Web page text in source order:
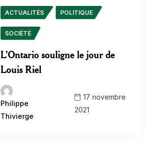
ACTUALITÉS POLITIQUE
SOCIÉTÉ
L’Ontario souligne le jour de
Louis Riel
Philippe
Thivierge
17 novembre
2021